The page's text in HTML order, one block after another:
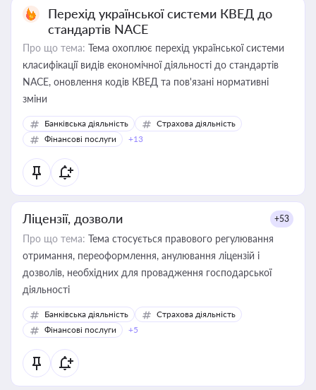
Перехід української системи КВЕД до
стандартів NACE
Про що тема: Тема охоплює перехід української системи
класифікації видів економічної діяльності до стандартів
NACE, оновлення кодів КВЕД та пов'язані нормативні
зміни
Банківська діяльність
Страхова діяльність
Фінансові послуги
+13
Ліцензії, дозволи +53
Про що тема: Тема стосується правового регулювання
отримання, переоформлення, анулювання ліцензій і
дозволів, необхідних для провадження господарської
діяльності
Банківська діяльність
Страхова діяльність
Фінансові послуги
+5